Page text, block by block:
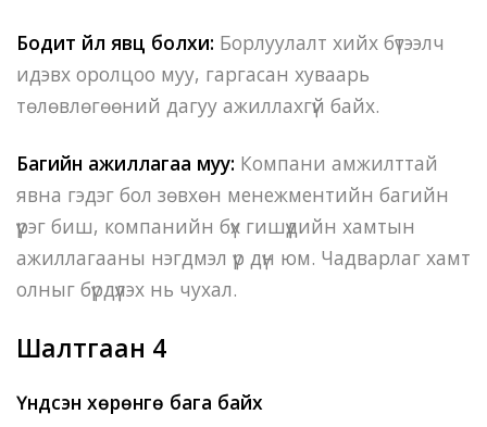
Бодит үйл явц болхи: Борлуулалт хийх бүтээлч
идэвх оролцоо муу, гаргасан хуваарь
төлөвлөгөөний дагуу ажиллахгүй байх.
Багийн ажиллагаа муу: Компани амжилттай
явна гэдэг бол зөвхөн менежментийн багийн
үүрэг биш, компанийн бүх гишүүдийн хамтын
ажиллагааны нэгдмэл үр дүн юм. Чадварлаг хамт
олныг бүрдүүлэх нь чухал.
Шалтгаан 4
Үндсэн хөрөнгө бага байх